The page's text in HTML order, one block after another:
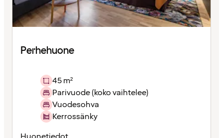
Perhehuone
45 m²
Parivuode (koko vaihtelee)
Vuodesohva
Kerrossänky